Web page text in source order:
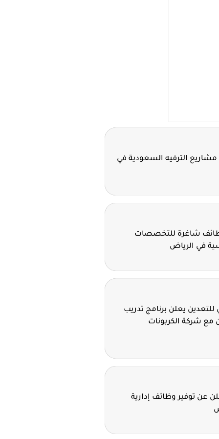
الترفيه السعودية في
شاغرة للتخصصات
في الرياض
يعلن برنامج تدريب
مع شركة الكربونات
عن توفير وظائف إدارية